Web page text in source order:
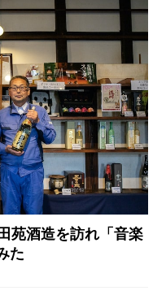
苑酒造を訪れ「音楽
た